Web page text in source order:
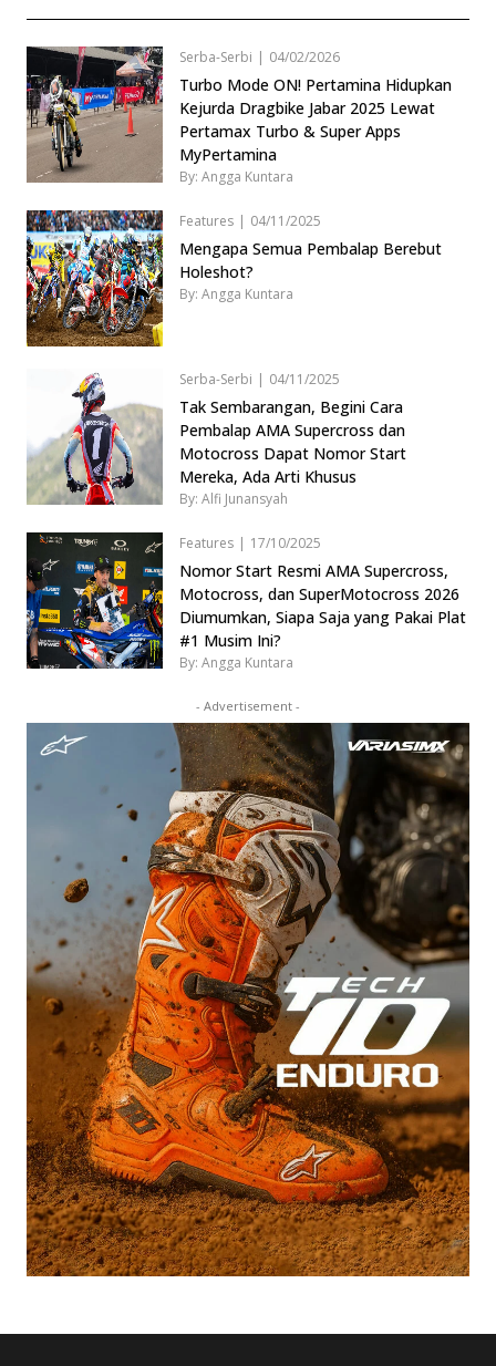
Serba-Serbi | 04/02/2026
Turbo Mode ON! Pertamina Hidupkan
Kejurda Dragbike Jabar 2025 Lewat
Pertamax Turbo & Super Apps
MyPertamina
By: Angga Kuntara
Features | 04/11/2025
Mengapa Semua Pembalap Berebut
Holeshot?
By: Angga Kuntara
Serba-Serbi | 04/11/2025
Tak Sembarangan, Begini Cara
Pembalap AMA Supercross dan
Motocross Dapat Nomor Start
Mereka, Ada Arti Khusus
By: Alfi Junansyah
Features | 17/10/2025
Nomor Start Resmi AMA Supercross,
Motocross, dan SuperMotocross 2026
Diumumkan, Siapa Saja yang Pakai Plat
#1 Musim Ini?
By: Angga Kuntara
- Advertisement -